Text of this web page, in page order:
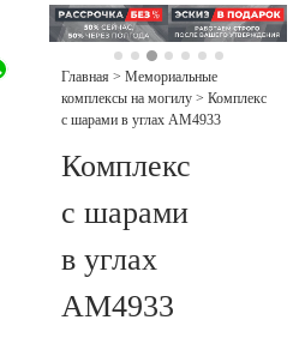
Главная > Мемориальные
комплексы на могилу > Комплекс
с шарами в углах AM4933
Комплекс
с шарами
в углах
AM4933